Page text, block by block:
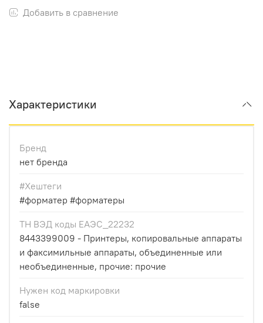
Добавить в сравнение
Характеристики
Бренд
нет бренда
#Хештеги
#форматер #форматеры
ТН ВЭД коды ЕАЭС_22232
8443399009 - Принтеры, копировальные аппараты
и факсимильные аппараты, объединенные или
необъединенные, прочие: прочие
Нужен код маркировки
false